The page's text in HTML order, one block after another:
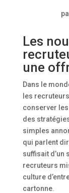
Les
une
Dans le
les
conserver
des
simples
qui parlent
suffisait d’un
recruteurs
culture
cartonne.